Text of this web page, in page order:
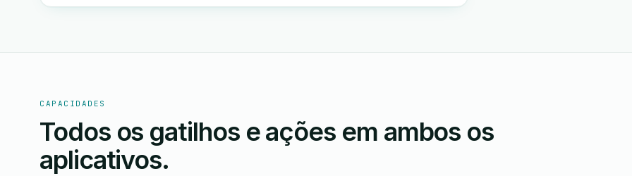
CAPACIDADES
Todos os gatilhos e ações em ambos os
aplicativos.